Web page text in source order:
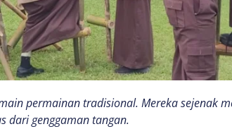
permainan tradisional. Mereka sejenak
dari genggaman tangan.